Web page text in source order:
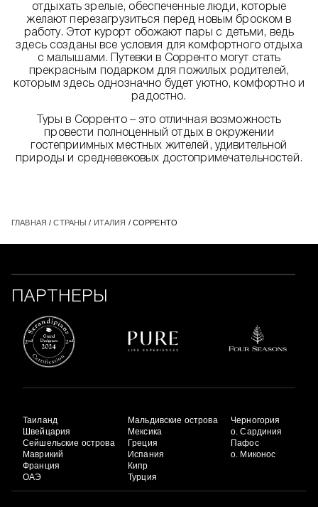
отдыхать зрелые, обеспеченные люди, которые
желают перезагрузиться перед новым броском в
работу. Этот курорт обожают пары с детьми, ведь
здесь созданы все условия для комфортного отдыха
с малышами. Путевки в Сорренто могут стать
прекрасным подарком для пожилых родителей,
которым здесь однозначно будет уютно, комфортно и
радостно.
Туры в Сорренто – это отличная возможность
провести полноценный отдых в окружении
гостеприимных местных жителей, удивительной
природы и средневековых достопримечательностей.
ГЛАВНАЯ /СТРАНЫ / ИТАЛИЯ / СОРРЕНТО
ПАРТНЕРЫ
Таиланд
Швейцария
Сейшельские острова
Маврикий
Франция
ОАЭ
Мальдивские острова
Мексика
Греция
Испания
Кипр
Турция
Черногория
о. Сардиния
Пафос
о. Миконос